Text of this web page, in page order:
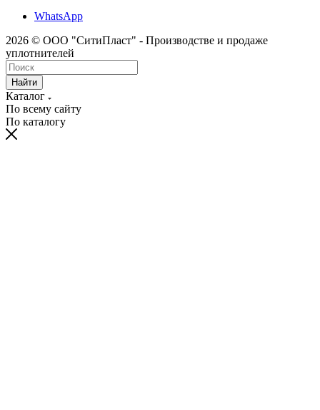
WhatsApp
2026 © ООО "СитиПласт" - Производстве и продаже
уплотнителей
Найти
Каталог
По всему сайту
По каталогу